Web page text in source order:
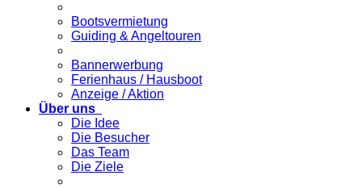
Bootsvermietung
Guiding & Angeltouren
Bannerwerbung
Ferienhaus / Hausboot
Anzeige / Aktion
Über uns
Die Idee
Die Besucher
Das Team
Die Ziele